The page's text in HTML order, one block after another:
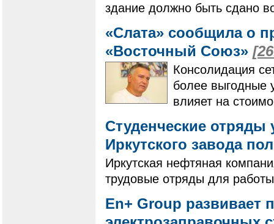
здание должно быть сдано
«Слата» сообщила о
«Восточный Союз»
Консолидация
более выгодные
влияет на
Студенческие отряды
Иркутского завода
Иркутская нефтяная
трудовые отряды для
En+ Group развивает